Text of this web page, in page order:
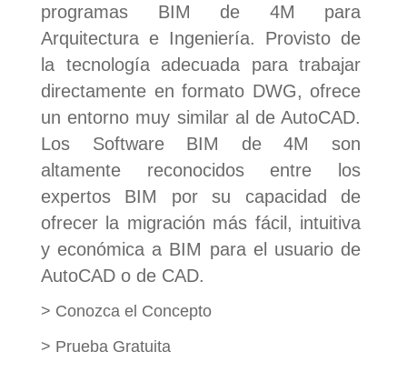
programas BIM de 4M para
Arquitectura e Ingeniería. Provisto de
la tecnología adecuada para trabajar
directamente en formato DWG, ofrece
un entorno muy similar al de AutoCAD.
Los Software BIM de 4M son
altamente reconocidos entre los
expertos BIM por su capacidad de
ofrecer la migración más fácil, intuitiva
y económica a BIM para el usuario de
AutoCAD o de CAD.
> Conozca el Concepto
> Prueba Gratuita